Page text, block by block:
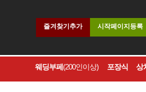
즐겨찾기추가 시작페이지등록
웨딩부페(200인이상) 포장식 상